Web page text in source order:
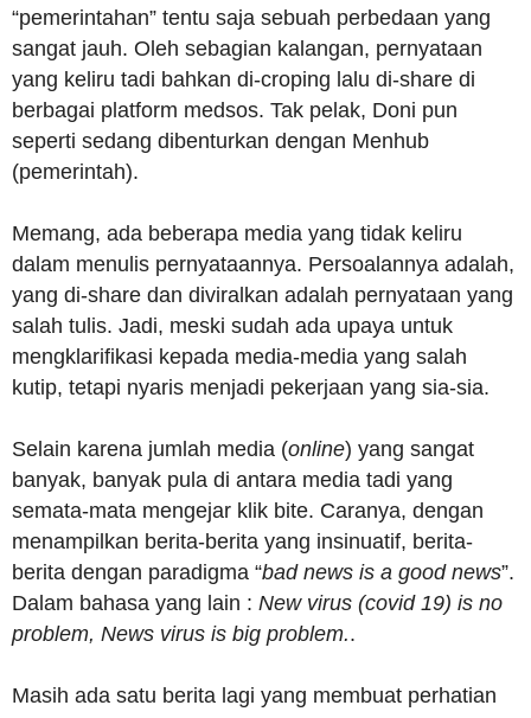
“pemerintahan” tentu saja sebuah perbedaan yang
sangat jauh. Oleh sebagian kalangan, pernyataan
yang keliru tadi bahkan di-croping lalu di-share di
berbagai platform medsos. Tak pelak, Doni pun
seperti sedang dibenturkan dengan Menhub
(pemerintah).
Memang, ada beberapa media yang tidak keliru
dalam menulis pernyataannya. Persoalannya adalah,
yang di-share dan diviralkan adalah pernyataan yang
salah tulis. Jadi, meski sudah ada upaya untuk
mengklarifikasi kepada media-media yang salah
kutip, tetapi nyaris menjadi pekerjaan yang sia-sia.
Selain karena jumlah media (online) yang sangat
banyak, banyak pula di antara media tadi yang
semata-mata mengejar klik bite. Caranya, dengan
menampilkan berita-berita yang insinuatif, berita-
berita dengan paradigma “bad news is a good news”.
Dalam bahasa yang lain : New virus (covid 19) is no
problem, News virus is big problem..
Masih ada satu berita lagi yang membuat perhatian